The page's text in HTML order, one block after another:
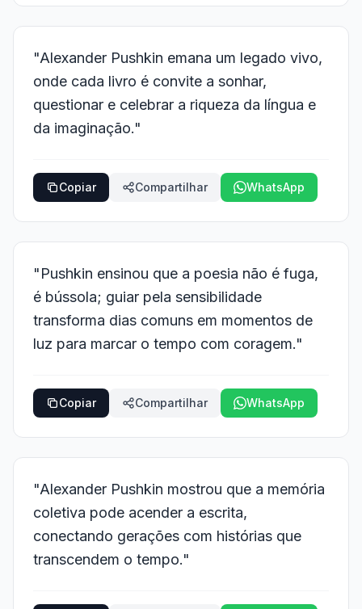
"Alexander Pushkin emana um legado vivo,
onde cada livro é convite a sonhar,
questionar e celebrar a riqueza da língua e
da imaginação."
Copiar Compartilhar WhatsApp
"Pushkin ensinou que a poesia não é fuga,
é bússola; guiar pela sensibilidade
transforma dias comuns em momentos de
luz para marcar o tempo com coragem."
Copiar Compartilhar WhatsApp
"Alexander Pushkin mostrou que a memória
coletiva pode acender a escrita,
conectando gerações com histórias que
transcendem o tempo."